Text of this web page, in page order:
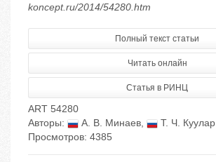
koncept.ru/2014/54280.htm
Полный текст статьи
Читать онлайн
Статья в РИНЦ
ART 54280
Авторы:
А. В. Минаев,
Т. Ч. Куулар
Просмотров: 4385